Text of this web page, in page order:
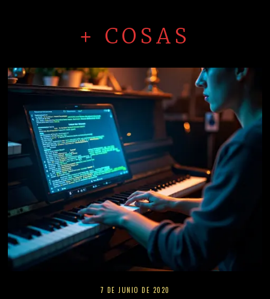
+ COSAS
7 DE JUNIO DE 2020